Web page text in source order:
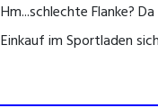
Hm...schlechte Flanke?
Einkauf im Sportladen